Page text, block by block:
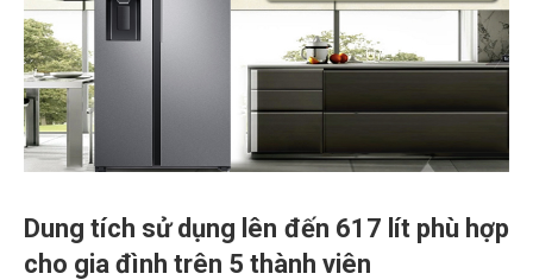
Dung tích sử dụng lên đến 617 lít phù hợp
cho gia đình trên 5 thành viên